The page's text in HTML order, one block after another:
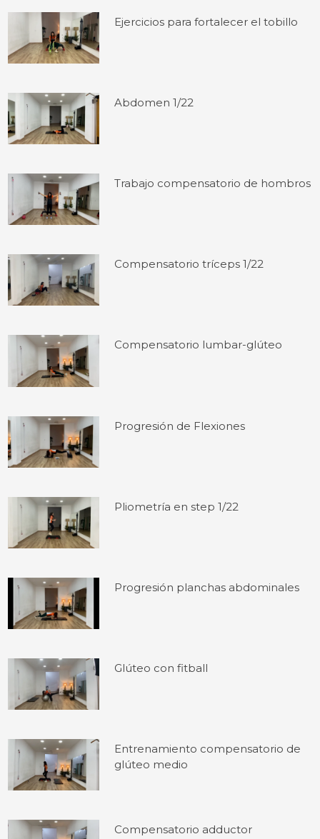
Ejercicios para fortalecer el tobillo
Abdomen 1/22
Trabajo compensatorio de hombros
Compensatorio tríceps 1/22
Compensatorio lumbar-glúteo
Progresión de Flexiones
Pliometría en step 1/22
Progresión planchas abdominales
Glúteo con fitball
Entrenamiento compensatorio de
glúteo medio
Compensatorio adductor